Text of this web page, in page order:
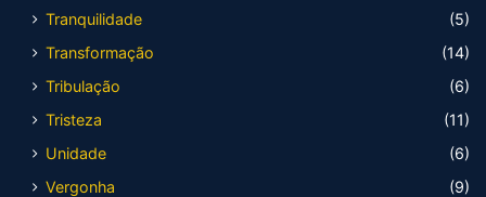
Tranquilidade
(5)
Transformação
(14)
Tribulação
(6)
Tristeza
(11)
Unidade
(6)
Vergonha
(9)